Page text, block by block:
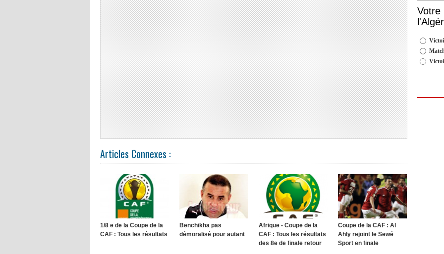
Articles Connexes :
1/8 e de la Coupe de la
CAF : Tous les résultats
Benchikha pas
démoralisé pour autant
Afrique - Coupe de la
CAF : Tous les résultats
des 8e de finale retour
Coupe de la CAF : Al
Ahly rejoint le Sewé
Sport en finale
Votre